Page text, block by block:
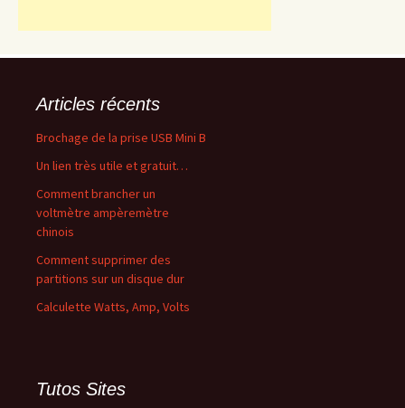
Articles récents
Brochage de la prise USB Mini B
Un lien très utile et gratuit…
Comment brancher un
voltmètre ampèremètre
chinois
Comment supprimer des
partitions sur un disque dur
Calculette Watts, Amp, Volts
Tutos Sites